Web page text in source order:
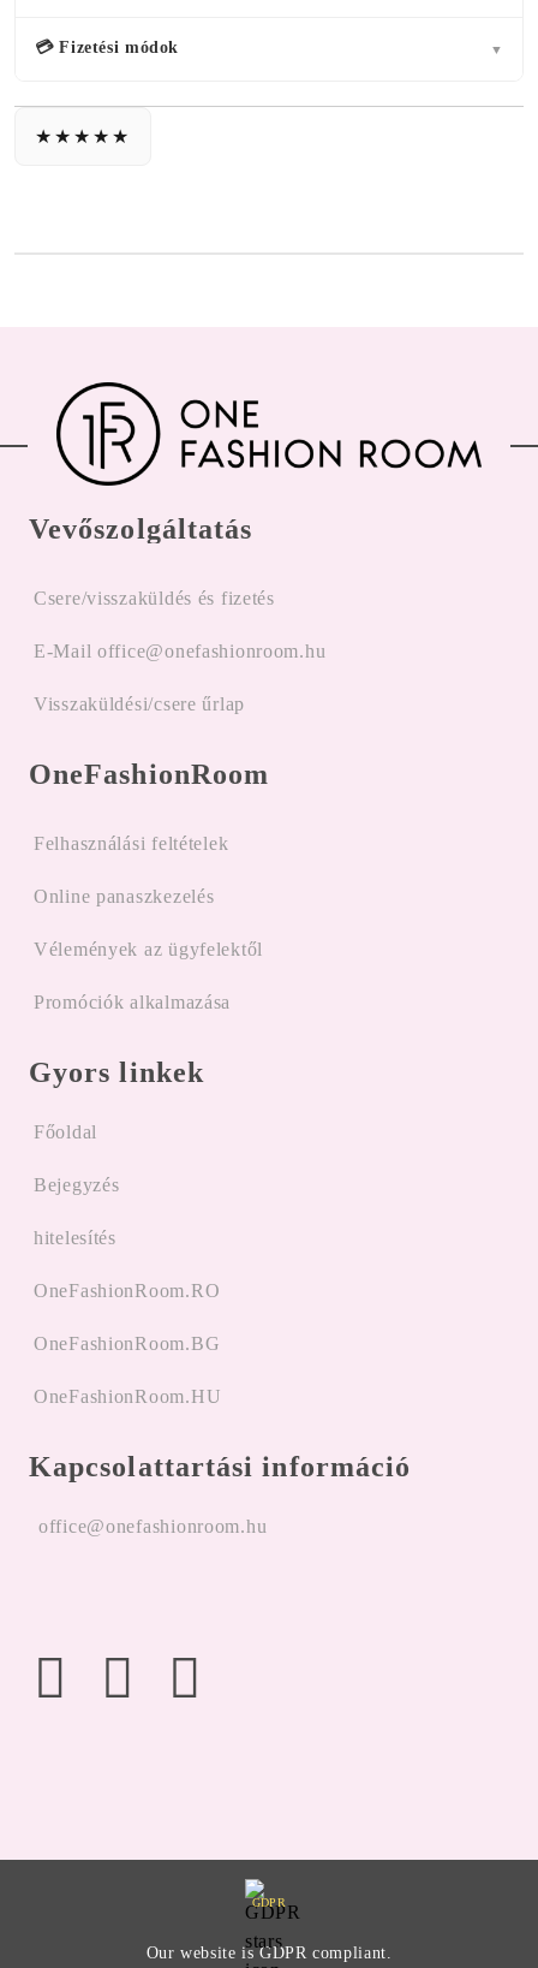
💳 Fizetési módok ▼
Vevőszolgáltatás
Csere/visszaküldés és fizetés
E-Mail office@onefashionroom.hu
Visszaküldési/csere űrlap
OneFashionRoom
Felhasználási feltételek
Online panaszkezelés
Vélemények az ügyfelektől
Promóciók alkalmazása
Gyors linkek
Főoldal
Bejegyzés
hitelesítés
OneFashionRoom.RO
OneFashionRoom.BG
OneFashionRoom.HU
Kapcsolattartási információ
office@onefashionroom.hu
GDPR
Our website is GDPR compliant.